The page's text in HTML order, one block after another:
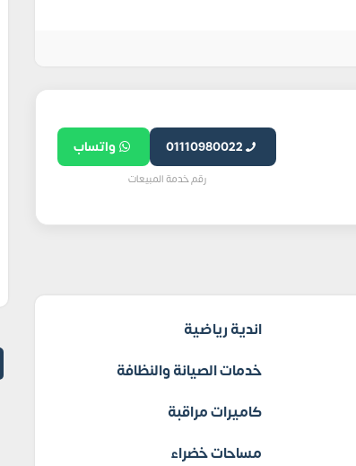
01110980022 واتساب
رقم خدمة المبيعات
اندية رياضية
خدمات الصيانة والنظافة
كاميرات مراقبة
مساحات خضراء